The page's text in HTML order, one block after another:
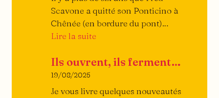
Scavone a quitté son Ponticino à
Chênée (en bordure du pont)…
Lire la suite
Linéa
Ils ouvrent, ils ferment…
19/08/2025
Je vous livre quelques nouveautés